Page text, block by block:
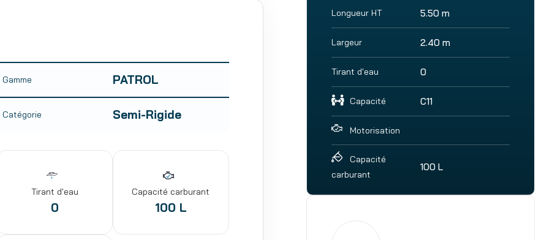
Gamme PATROL
Catégorie Semi-Rigide
Tirant d'eau
0
Capacité carburant
100 L
Longueur HT 5.50 m
Largeur 2.40 m
Tirant d'eau 0
Capacité C11
Motorisation
Capacité
carburant
100 L